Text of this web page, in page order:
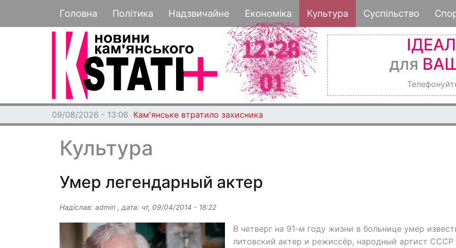
до
основного
Основная навигация
Головна Політика Надзвичайне Економіка Культура Суспільство
для
09/08/2026 - 13:06 Кам'янське втратило захисника
Культура
Умер легендарный актер
Надіслав: admin , дата: чт, 09/04/2014 - 18:22
В четверг на 91-м году жизни в больнице умер
литовский актер и режиссёр, народный артист СССР